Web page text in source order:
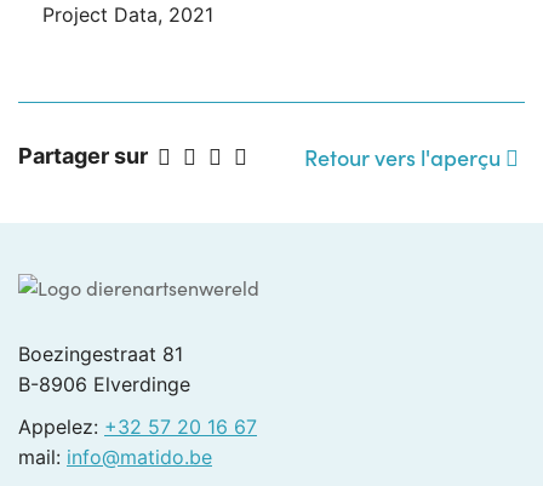
Project Data, 2021
Partager sur Retour vers l'aperçu
Boezingestraat 81
B-8906 Elverdinge
Appelez: +32 57 20 16 67
mail: info@matido.be